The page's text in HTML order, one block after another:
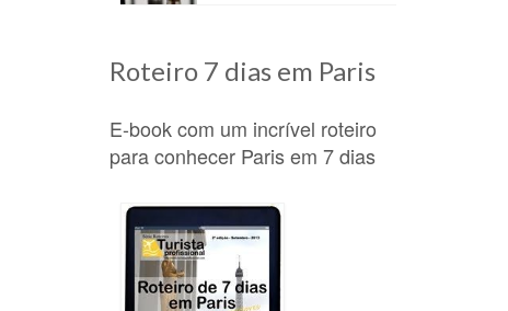
Roteiro 7 dias em Paris
E-book com um incrível roteiro
para conhecer Paris em 7 dias